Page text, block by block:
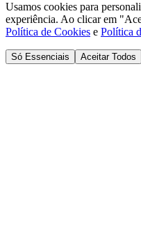
Usamos cookies para
experiência. Ao clicar em
Política de Cookies e Política
Só Essenciais Aceitar Todos